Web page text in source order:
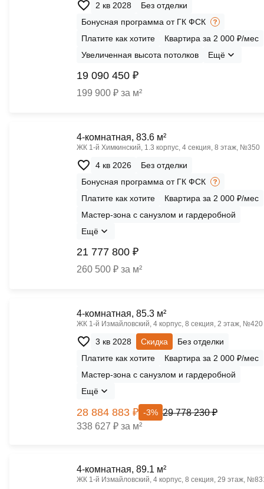
2 кв 2028
Без отделки
Бонусная программа от ГК ФСК
Платите как хотите
Квартира за 2 000 ₽/мес
Увеличенная высота потолков
Ещё
19 090 450 ₽
199 900 ₽ за м²
4-комнатная, 83.6 м²
ЖК 1‑й Химкинский, 1.3 корпус, 4 секция, 8 этаж, №350
4 кв 2026
Без отделки
Бонусная программа от ГК ФСК
Платите как хотите
Квартира за 2 000 ₽/мес
Мастер-зона с санузлом и гардеробной
Ещё
21 777 800 ₽
260 500 ₽ за м²
4-комнатная, 85.3 м²
ЖК 1‑й Измайловский, 4 корпус, 8 секция, 2 этаж, №420
3 кв 2028 Скидка
Без отделки
Платите как хотите
Квартира за 2 000 ₽/мес
Мастер-зона с санузлом и гардеробной
Ещё
28 884 883 ₽ -3% 29 778 230 ₽
338 627 ₽ за м²
4-комнатная, 89.1 м²
ЖК 1‑й Измайловский, 4 корпус, 8 секция, 29 этаж,